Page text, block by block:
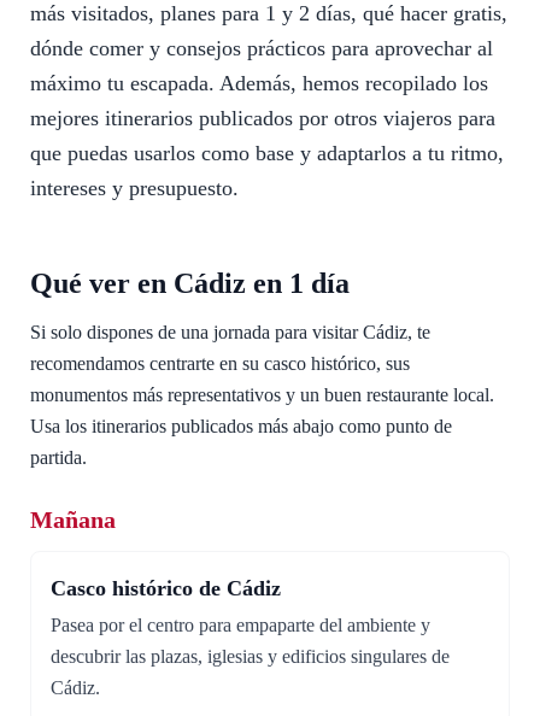
más visitados, planes para 1 y 2 días, qué hacer gratis,
dónde comer y consejos prácticos para aprovechar al
máximo tu escapada. Además, hemos recopilado los
mejores itinerarios publicados por otros viajeros para
que puedas usarlos como base y adaptarlos a tu ritmo,
intereses y presupuesto.
Qué ver en Cádiz en 1 día
Si solo dispones de una jornada para visitar Cádiz, te
recomendamos centrarte en su casco histórico, sus
monumentos más representativos y un buen restaurante local.
Usa los itinerarios publicados más abajo como punto de
partida.
Mañana
Casco histórico de Cádiz
Pasea por el centro para empaparte del ambiente y
descubrir las plazas, iglesias y edificios singulares de
Cádiz.